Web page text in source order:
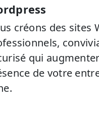
créons des sites
qui
de votre